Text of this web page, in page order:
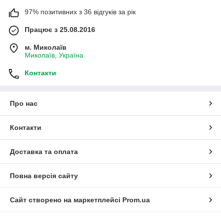
97% позитивних з 36 відгуків за рік
Працює з 25.08.2016
м. Миколаїв
Миколаїв, Україна
Контакти
Про нас
Контакти
Доставка та оплата
Повна версія сайту
Сайт створено на маркетплейсі Prom.ua